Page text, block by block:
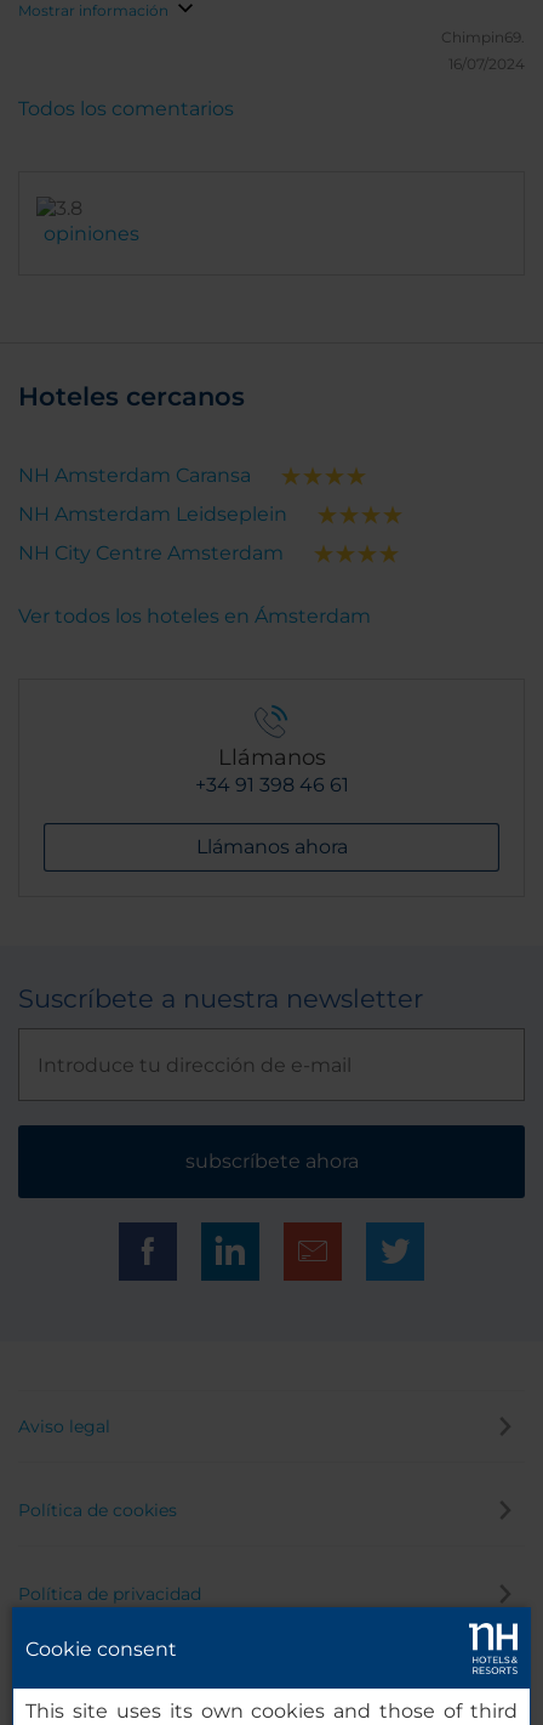
Mostrar información
Chimpin69.
16/07/2024
opiniones
Todos los comentarios
Hoteles cercanos
NH Amsterdam Caransa
NH Amsterdam Leidseplein
NH City Centre Amsterdam
Ver todos los hoteles en Ámsterdam
Llámanos
+34 91 398 46 61
Llámanos ahora
Suscríbete a nuestra newsletter
subscríbete ahora
Aviso legal
Política de cookies
Política de privacidad
Cookie consent
This site uses its own cookies and those of third